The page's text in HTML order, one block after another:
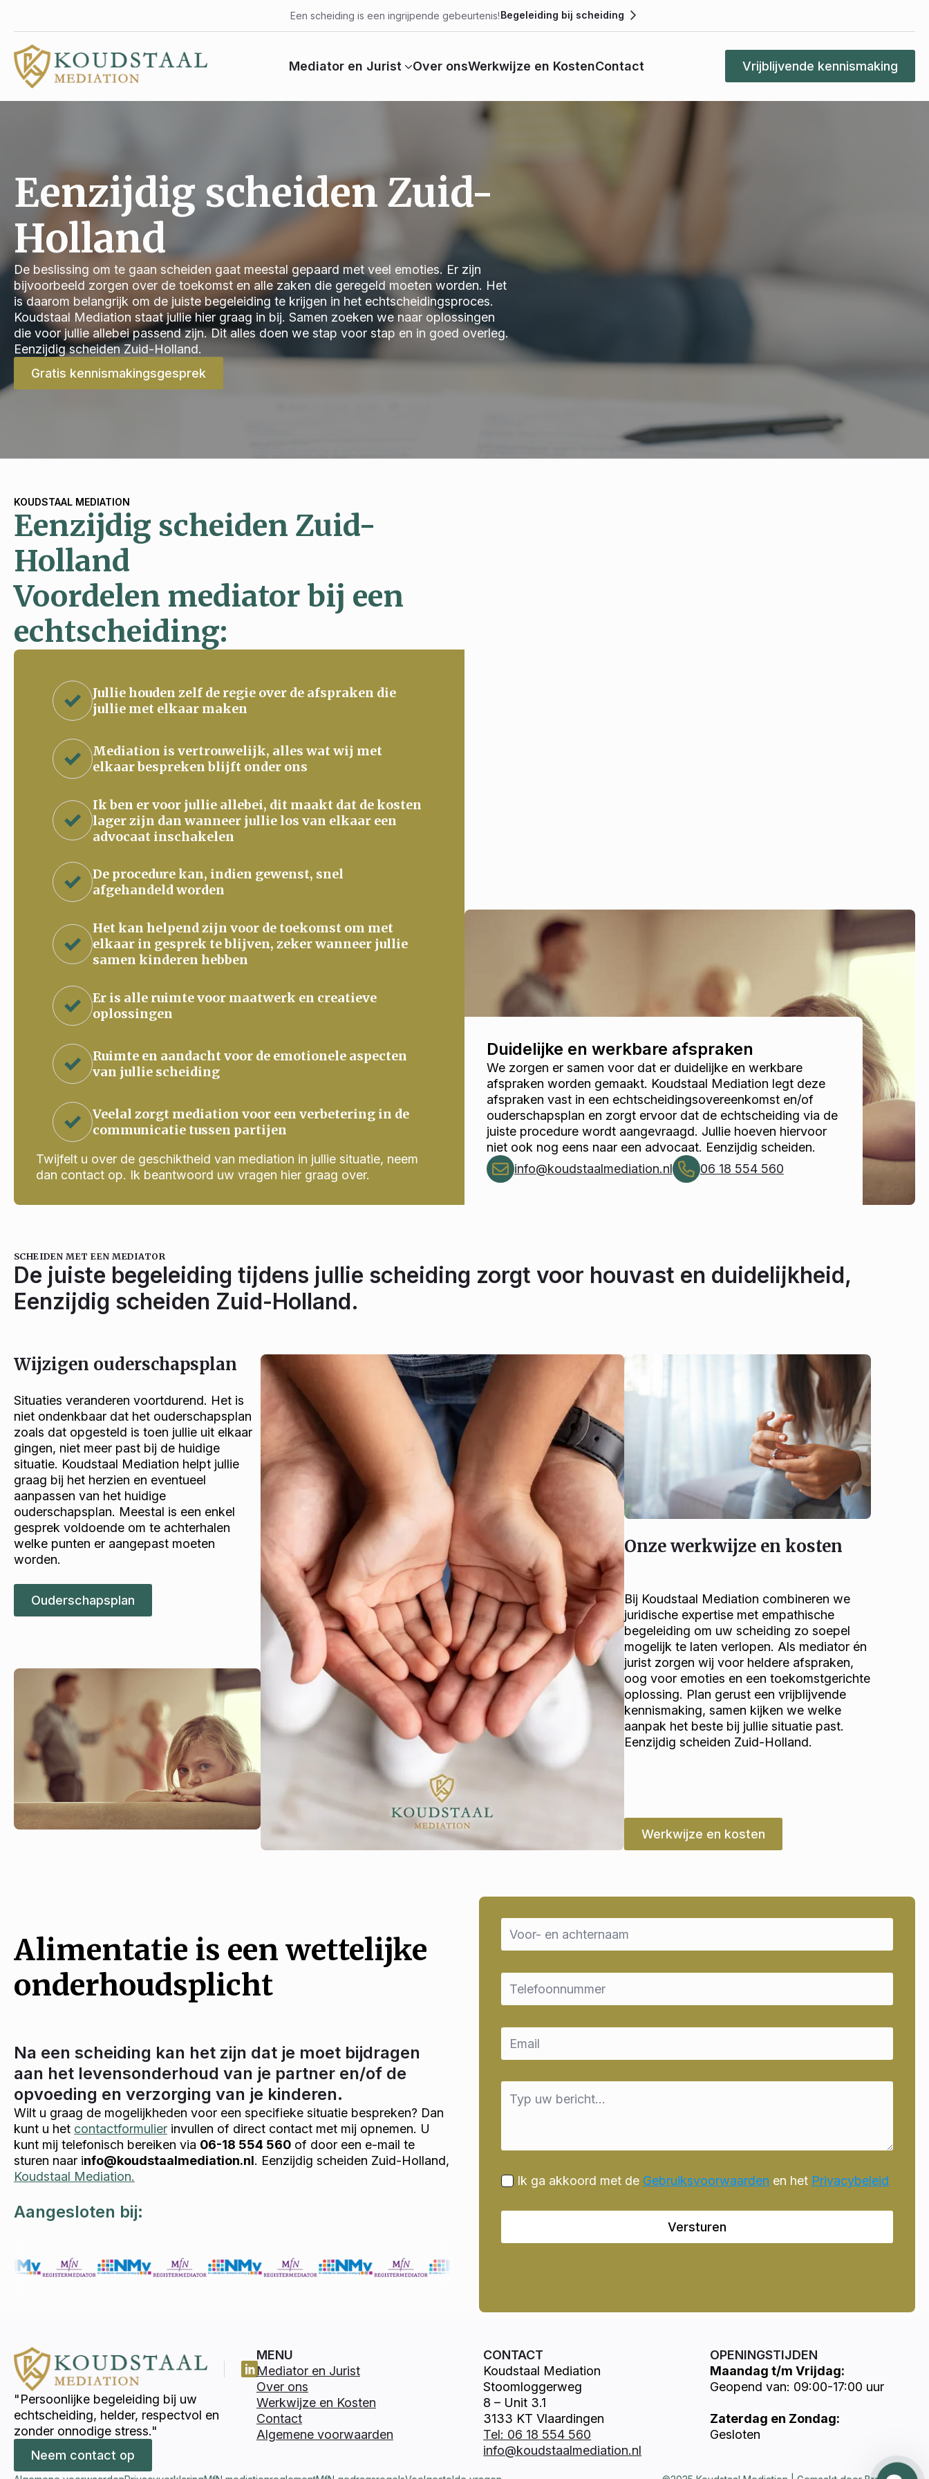
Een scheiding is een ingrijpende gebeurtenis!Begeleiding bij scheiding
Mediator en Jurist Over onsWerkwijze en KostenContact Vrijblijvende kennismaking
Eenzijdig scheiden Zuid-
Holland
De beslissing om te gaan scheiden gaat meestal gepaard met veel emoties. Er zijn
bijvoorbeeld zorgen over de toekomst en alle zaken die geregeld moeten worden. Het
is daarom belangrijk om de juiste begeleiding te krijgen in het echtscheidingsproces.
Koudstaal Mediation staat jullie hier graag in bij. Samen zoeken we naar oplossingen
die voor jullie allebei passend zijn. Dit alles doen we stap voor stap en in goed overleg.
Eenzijdig scheiden Zuid-Holland.
Gratis kennismakingsgesprek
KOUDSTAAL MEDIATION
Eenzijdig scheiden Zuid-
Holland
Voordelen mediator bij een
echtscheiding:
Jullie houden zelf de regie over de afspraken die
jullie met elkaar maken
Mediation is vertrouwelijk, alles wat wij met
elkaar bespreken blijft onder ons
Ik ben er voor jullie allebei, dit maakt dat de kosten
lager zijn dan wanneer jullie los van elkaar een
advocaat inschakelen
De procedure kan, indien gewenst, snel
afgehandeld worden
Het kan helpend zijn voor de toekomst om met
elkaar in gesprek te blijven, zeker wanneer jullie
samen kinderen hebben
Er is alle ruimte voor maatwerk en creatieve
oplossingen
Ruimte en aandacht voor de emotionele aspecten
van jullie scheiding
Veelal zorgt mediation voor een verbetering in de
communicatie tussen partijen
Twijfelt u over de geschiktheid van mediation in jullie situatie, neem
dan contact op. Ik beantwoord uw vragen hier graag over.
Duidelijke en werkbare afspraken
We zorgen er samen voor dat er duidelijke en werkbare
afspraken worden gemaakt. Koudstaal Mediation legt deze
afspraken vast in een echtscheidingsovereenkomst en/of
ouderschapsplan en zorgt ervoor dat de echtscheiding via de
juiste procedure wordt aangevraagd. Jullie hoeven hiervoor
niet ook nog eens naar een advocaat. Eenzijdig scheiden.
info@koudstaalmediation.nl
06 18 554 560
SCHEIDEN MET EEN MEDIATOR
De juiste begeleiding tijdens jullie scheiding zorgt voor houvast en duidelijkheid,
Eenzijdig scheiden Zuid-Holland.
Wijzigen ouderschapsplan
Situaties veranderen voortdurend. Het is
niet ondenkbaar dat het ouderschapsplan
zoals dat opgesteld is toen jullie uit elkaar
gingen, niet meer past bij de huidige
situatie. Koudstaal Mediation helpt jullie
graag bij het herzien en eventueel
aanpassen van het huidige
ouderschapsplan. Meestal is een enkel
gesprek voldoende om te achterhalen
welke punten er aangepast moeten
worden.
Ouderschapsplan
Onze werkwijze en kosten
Bij Koudstaal Mediation combineren we
juridische expertise met empathische
begeleiding om uw scheiding zo soepel
mogelijk te laten verlopen. Als mediator én
jurist zorgen wij voor heldere afspraken,
oog voor emoties en een toekomstgerichte
oplossing. Plan gerust een vrijblijvende
kennismaking, samen kijken we welke
aanpak het beste bij jullie situatie past.
Eenzijdig scheiden Zuid-Holland.
Werkwijze en kosten
Alimentatie is een wettelijke
onderhoudsplicht
Na een scheiding kan het zijn dat je moet bijdragen
aan het levensonderhoud van je partner en/of de
opvoeding en verzorging van je kinderen.
Wilt u graag de mogelijkheden voor een specifieke situatie bespreken? Dan
kunt u het contactformulier invullen of direct contact met mij opnemen. U
kunt mij telefonisch bereiken via 06-18 554 560 of door een e-mail te
sturen naar info@koudstaalmediation.nl. Eenzijdig scheiden Zuid-Holland,
Koudstaal Mediation.
Aangesloten bij:
Name
*
Email
Email
Message
Ik ga akkoord met de Gebruiksvoorwaarden en het Privacybeleid
Versturen
"Persoonlijke begeleiding bij uw
echtscheiding, helder, respectvol en
zonder onnodige stress."
Neem contact op
MENU
Mediator en Jurist
Over ons
Werkwijze en Kosten
Contact
Algemene voorwaarden
CONTACT
Koudstaal Mediation
Stoomloggerweg
8 – Unit 3.1
3133 KT Vlaardingen
Tel: 06 18 554 560
info@koudstaalmediation.nl
OPENINGSTIJDEN
Maandag t/m Vrijdag:
Geopend van: 09:00-17:00 uur
Zaterdag en Zondag:
Gesloten